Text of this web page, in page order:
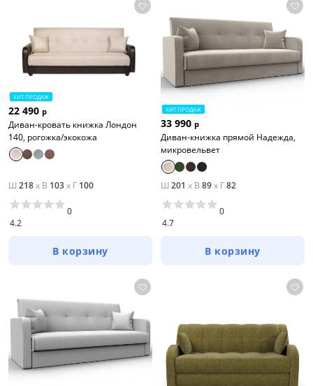
ХИТ ПРОДАЖ
22 490 р
Диван-кровать книжка Лондон
140, рогожка/экокожа
Ш 218x В 103x Г 100
4.2
0
В корзину
ХИТ ПРОДАЖ
33 990 р
Диван-книжка прямой Надежда,
микровельвет
Ш 201 x В 89x Г82
4.7
0
В корзину